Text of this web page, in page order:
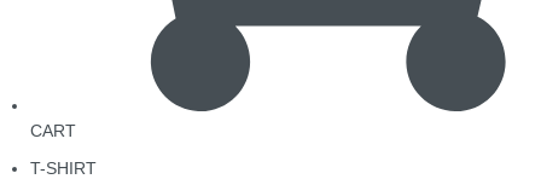
CART
T-SHIRT